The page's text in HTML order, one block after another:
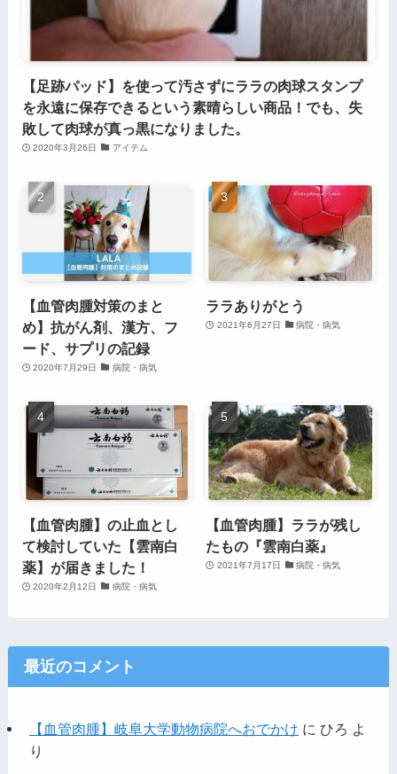
【足跡パッド】を使って汚さずにララの肉球スタンプ
を永遠に保存できるという素晴らしい商品！でも、失
敗して肉球が真っ黒になりました。
2020年3月26日 アイテム
【血管肉腫対策のまと
め】抗がん剤、漢方、フ
ード、サプリの記録
2020年7月29日 病院・病気
ララありがとう
2021年6月27日 病院・病気
【血管肉腫】の止血とし
て検討していた【雲南白
薬】が届きました！
2020年2月12日 病院・病気
【血管肉腫】ララが残し
たもの『雲南白薬』
2021年7月17日 病院・病気
最近のコメント
【血管肉腫】岐阜大学動物病院へおでかけ に ひろ よ
り